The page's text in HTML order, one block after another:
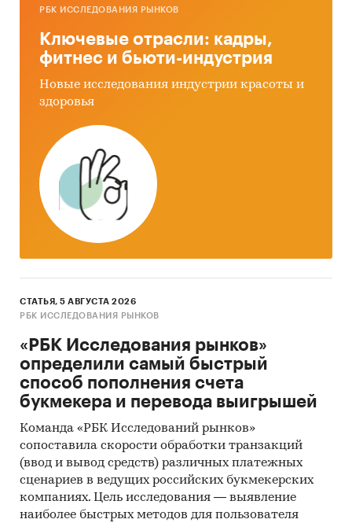
РБК ИССЛЕДОВАНИЯ РЫНКОВ
Ключевые отрасли: кадры,
фитнес и бьюти-индустрия
Новые исследования индустрии красоты и
здоровья
СТАТЬЯ, 5 АВГУСТА 2026
РБК ИССЛЕДОВАНИЯ РЫНКОВ
«РБК Исследования рынков»
определили самый быстрый
способ пополнения счета
букмекера и перевода выигрышей
Команда «РБК Исследований рынков»
сопоставила скорости обработки транзакций
(ввод и вывод средств) различных платежных
сценариев в ведущих российских букмекерских
компаниях. Цель исследования — выявление
наиболее быстрых методов для пользователя